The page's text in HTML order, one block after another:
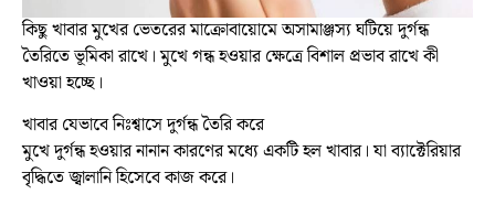
কিছু খাবার মুখের ভেতরের মাক্রোবায়োমে অসামাঞ্জস্য ঘটিয়ে দুর্গন্ধ
তৈরিতে ভূমিকা রাখে। মুখে গন্ধ হওয়ার ক্ষেত্রে বিশাল প্রভাব রাখে কী
খাওয়া হচ্ছে।
খাবার যেভাবে নিঃশ্বাসে দুর্গন্ধ তৈরি করে
মুখে দুর্গন্ধ হওয়ার নানান কারণের মধ্যে একটি হল খাবার। যা ব্যাক্টেরিয়ার
বৃদ্ধিতে জ্বালানি হিসেবে কাজ করে।